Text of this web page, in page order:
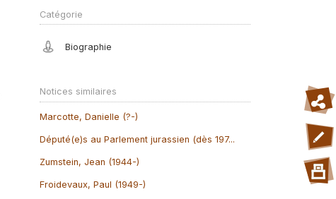
Catégorie
Biographie
Notices similaires
Marcotte, Danielle (?-)
Député(e)s au Parlement jurassien (dès 197...
Zumstein, Jean (1944-)
Froidevaux, Paul (1949-)